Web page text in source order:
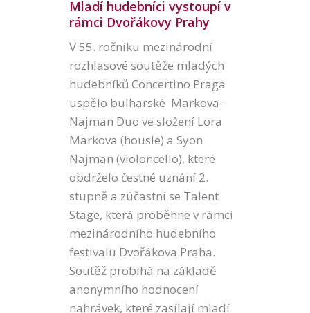
Mladí hudebníci vystoupí v
rámci Dvořákovy Prahy
V 55. ročníku mezinárodní
rozhlasové soutěže mladých
hudebníků Concertino Praga
uspělo bulharské Markova-
Najman Duo ve složení Lora
Markova (housle) a Syon
Najman (violoncello), které
obdrželo čestné uznání 2.
stupně a zúčastní se Talent
Stage, která proběhne v rámci
mezinárodního hudebního
festivalu Dvořákova Praha.
Soutěž probíhá na základě
anonymního hodnocení
nahrávek, které zasílají mladí